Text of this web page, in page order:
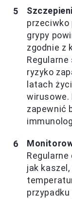
przeciwko
grypy
zgodnie z
ryzyko
latach
wirusowe.
zapewnić
jak